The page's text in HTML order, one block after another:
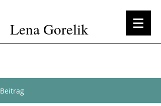
Lena Gorelik
Beitrag